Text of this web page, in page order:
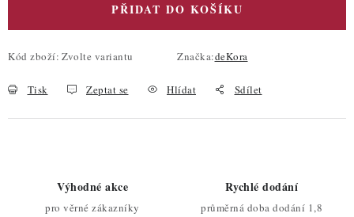
PŘIDAT DO KOŠÍKU
Kód zboží: Zvolte variantu Značka:deKora
Tisk Zeptat se Hlídat Sdílet
Výhodné akce
pro věrné zákazníky
Rychlé dodání
průměrná doba dodání 1,8